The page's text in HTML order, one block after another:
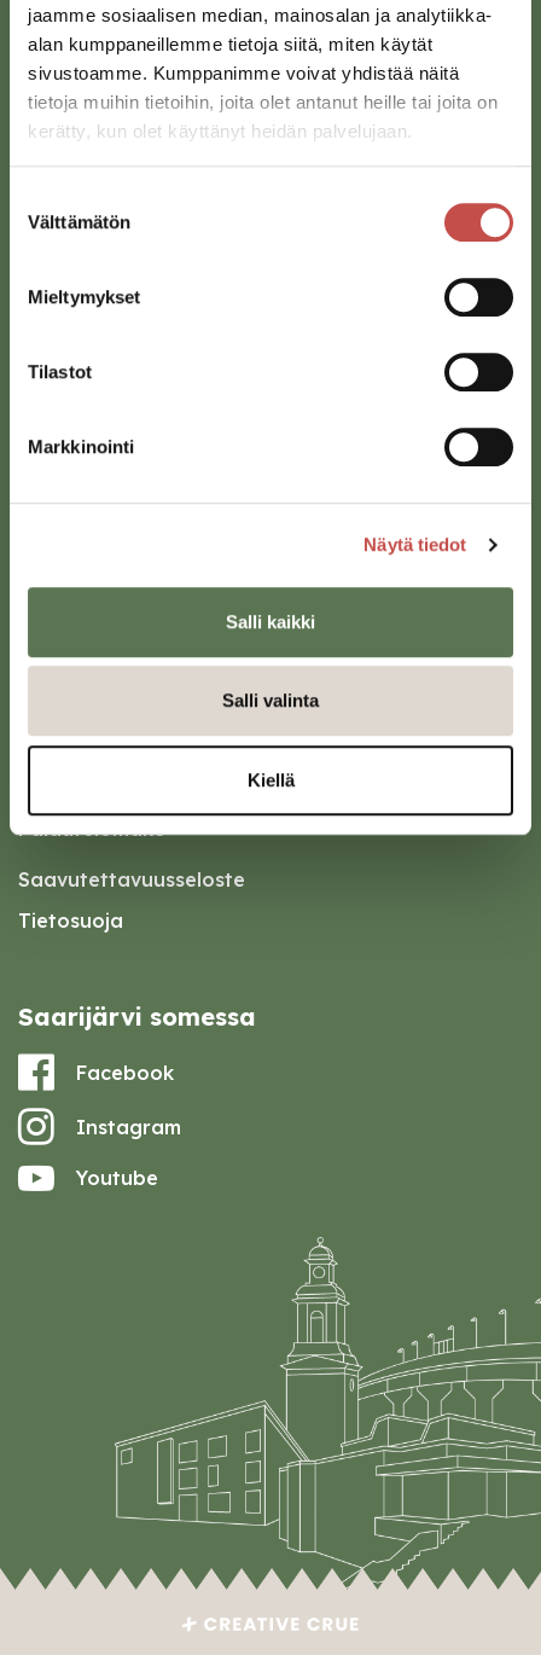
jaamme sosiaalisen median, mainosalan ja analytiikka-
alan kumppaneillemme tietoja siitä, miten käytät
sivustoamme. Kumppanimme voivat yhdistää näitä
tietoja muihin tietoihin, joita olet antanut heille tai joita on
kerätty, kun olet käyttänyt heidän palvelujaan.
valinta
Välttämätön
Mieltymykset
Tilastot
Markkinointi
Näytä tiedot
Salli kaikki
Salli valinta
Kiellä
Saarijärven kaupunki
43100 Saarijärvi
Karttapalvelu
Kotiin meille Saarijärvelle
Tapahtumakalenteri
Esityslistat ja pöytäkirjat
Palautelomake
Saavutettavuusseloste
Tietosuoja
Saarijärvi somessa
Facebook
Instagram
Youtube